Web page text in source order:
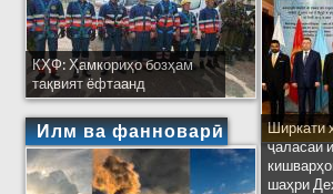
КҲФ: Ҳамкориҳо бозҳам
тақвият ёфтаанд
Илм ва фанноварӣ
Ширкати
ҷаласаи
шаҳри